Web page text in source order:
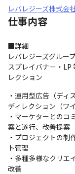
レバレジーズ株式会
仕事内容
■詳細
レバレジーズグルー
スプレイバナー・LP
レクション
・運用型広告（ディ
ディレクション（ワ
・マーケターとのコ
案と遂行、改善提案
・プロジェクトの制
ト管理
・多種多様なクリエ
改善